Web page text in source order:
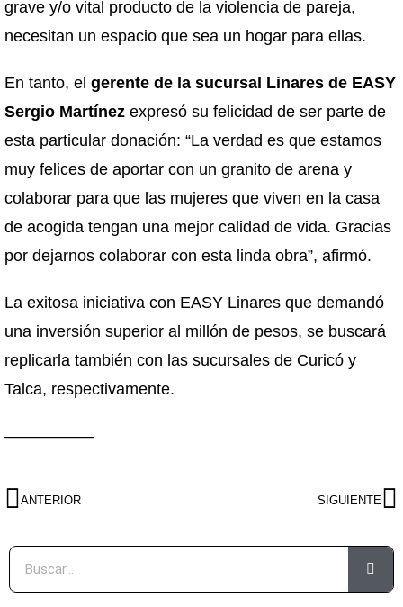
grave y/o vital producto de la violencia de pareja,
necesitan un espacio que sea un hogar para ellas.
En tanto, el gerente de la sucursal Linares de EASY
Sergio Martínez expresó su felicidad de ser parte de
esta particular donación: “La verdad es que estamos
muy felices de aportar con un granito de arena y
colaborar para que las mujeres que viven en la casa
de acogida tengan una mejor calidad de vida. Gracias
por dejarnos colaborar con esta linda obra”, afirmó.
La exitosa iniciativa con EASY Linares que demandó
una inversión superior al millón de pesos, se buscará
replicarla también con las sucursales de Curicó y
Talca, respectivamente.
—————–
ANTERIOR SIGUIENTE